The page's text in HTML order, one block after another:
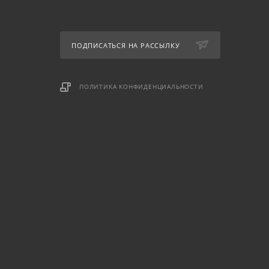
ПОДПИСАТЬСЯ НА РАССЫЛКУ
ПОЛИТИКА КОНФИДЕНЦИАЛЬНОСТИ